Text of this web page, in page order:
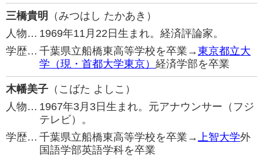
三橋貴明
（みつはし たかあき）
人物… 1969年11月22日生まれ。経済評論家。
学歴… 千葉県立船橋東高等学校を卒業→東京都立大
学（現・首都大学東京） 経済学部を卒業
木幡美子 （こばた よしこ）
人物… 1967年3月3日生まれ。元アナウンサー（フジ
テレビ）。
学歴… 千葉県立船橋東高等学校を卒業→上智大学外
国語学部英語学科を卒業